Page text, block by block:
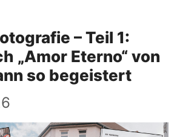
– Teil 1:
„Amor Eterno“ von
so begeistert